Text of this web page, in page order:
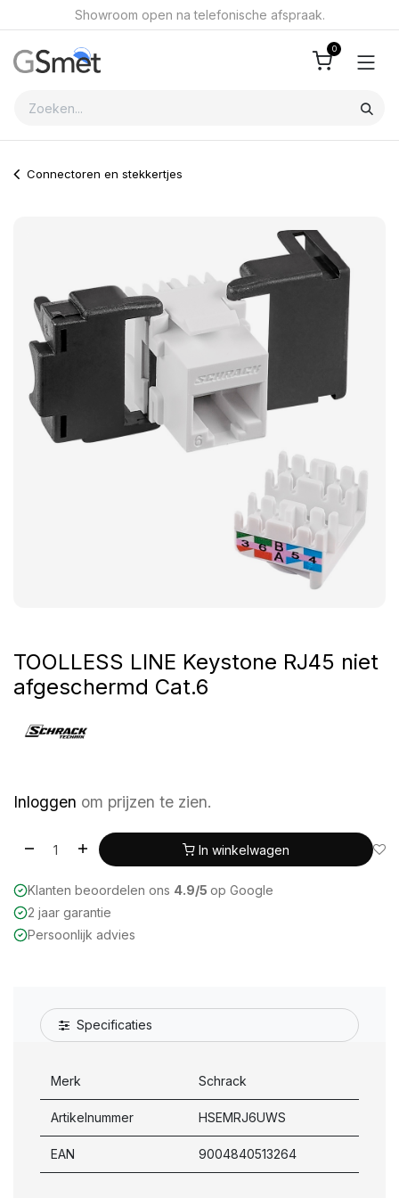
Overslaan naar inhoudShowroom open na telefonische afspraak.
0
Connectoren en stekkertjes
TOOLLESS LINE Keystone RJ45 niet
afgeschermd Cat.6
Inloggen om prijzen te zien.
In winkelwagen
Klanten beoordelen ons 4.9/5 op Google
2 jaar garantie
Persoonlijk advies
Specificaties
Merk Schrack
Artikelnummer HSEMRJ6UWS
EAN 9004840513264